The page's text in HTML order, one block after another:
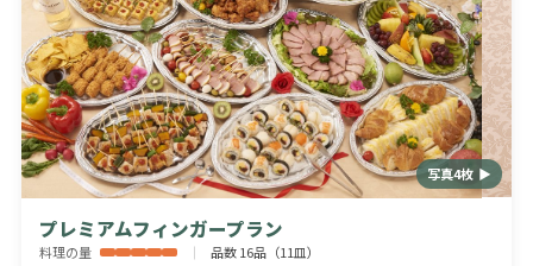
写真4枚 ▶
プレミアムフィンガープラン
料理の量 品数 16品（11皿）